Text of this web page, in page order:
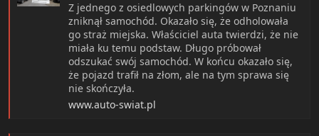
Z jednego z osiedlowych parkingów w Poznaniu
zniknął samochód. Okazało się, że odholowała
go straż miejska. Właściciel auta twierdzi, że nie
miała ku temu podstaw. Długo próbował
odszukać swój samochód. W końcu okazało się,
że pojazd trafił na złom, ale na tym sprawa się
nie skończyła.
www.auto-swiat.pl